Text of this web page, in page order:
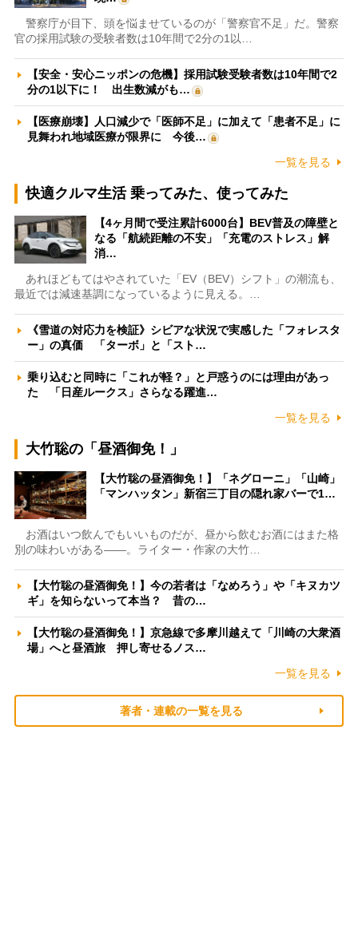
警察庁が目下、頭を悩ませているのが「警察官不足」だ。警察
官の採用試験の受験者数は10年間で2分の1以…
【安全・安心ニッポンの危機】採用試験受験者数は10年間で2
分の1以下に！ 出生数減がも…
【医療崩壊】人口減少で「医師不足」に加えて「患者不足」に
見舞われ地域医療が限界に 今後…
一覧を見る
快適クルマ生活 乗ってみた、使ってみた
【4ヶ月間で受注累計6000台】BEV普及の障壁と
なる「航続距離の不安」「充電のストレス」解
消…
あれほどもてはやされていた「EV（BEV）シフト」の潮流も、
最近では減速基調になっているように見える。…
《雪道の対応力を検証》シビアな状況で実感した「フォレスタ
ー」の真価 「ターボ」と「スト…
乗り込むと同時に「これが軽？」と戸惑うのには理由があっ
た 「日産ルークス」さらなる躍進…
一覧を見る
大竹聡の「昼酒御免！」
【大竹聡の昼酒御免！】「ネグローニ」「山崎」
「マンハッタン」新宿三丁目の隠れ家バーで1…
お酒はいつ飲んでもいいものだが、昼から飲むお酒にはまた格
別の味わいがある――。ライター・作家の大竹…
【大竹聡の昼酒御免！】今の若者は「なめろう」や「キヌカツ
ギ」を知らないって本当？ 昔の…
【大竹聡の昼酒御免！】京急線で多摩川越えて「川崎の大衆酒
場」へと昼酒旅 押し寄せるノス…
一覧を見る
著者・連載の一覧を見る